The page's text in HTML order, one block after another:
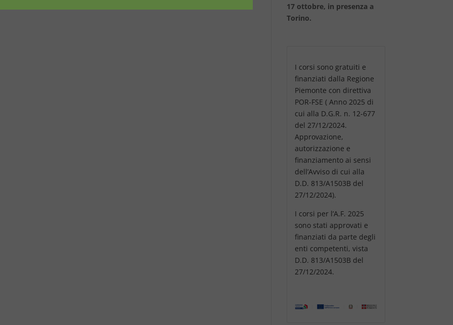
17 ottobre, in presenza a
Torino.
I corsi sono gratuiti e
finanziati dalla Regione
Piemonte con direttiva
POR-FSE ( Anno 2025 di
cui alla D.G.R. n. 12-677
del 27/12/2024.
Approvazione,
autorizzazione e
finanziamento ai sensi
dell’Avviso di cui alla
D.D. 813/A1503B del
27/12/2024).
I corsi per l’A.F. 2025
sono stati approvati e
finanziati da parte degli
enti competenti, vista
D.D. 813/A1503B del
27/12/2024.